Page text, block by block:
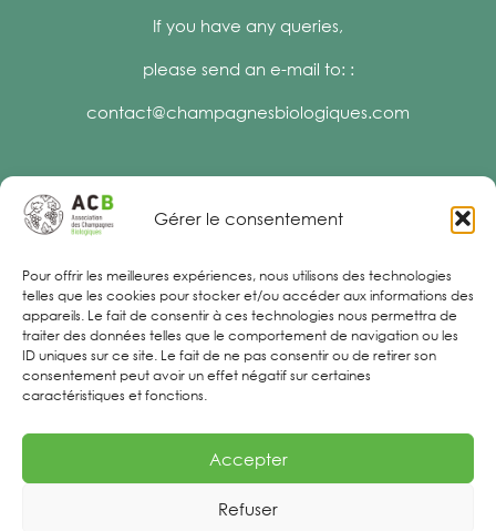
Gérer le consentement
Pour offrir les meilleures expériences, nous utilisons des technologies
telles que les cookies pour stocker et/ou accéder aux informations des
appareils. Le fait de consentir à ces technologies nous permettra de
traiter des données telles que le comportement de navigation ou les
ID uniques sur ce site. Le fait de ne pas consentir ou de retirer son
consentement peut avoir un effet négatif sur certaines
caractéristiques et fonctions.
Accepter
Refuser
If you have any queries,
please send an e-mail to: :
contact@champagnesbiologiques.com